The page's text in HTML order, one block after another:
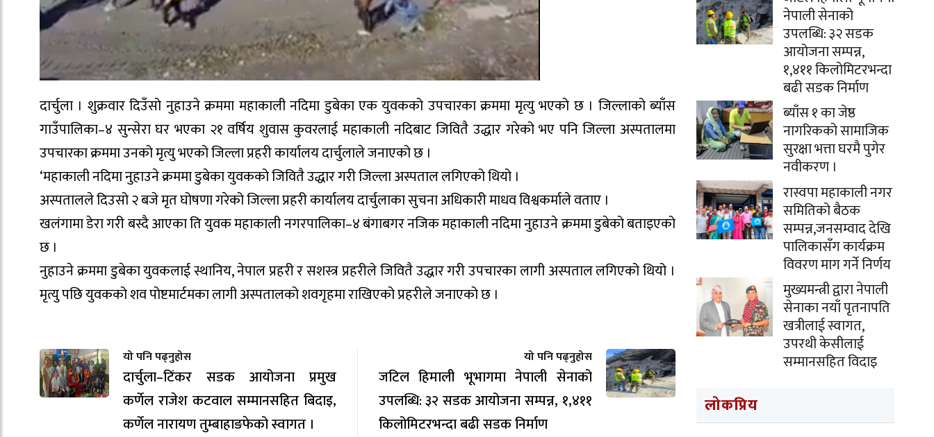
दार्चुला । शुक्रवार दिउँसो नुहाउने क्रममा महाकाली नदिमा डुबेका एक युवकको उपचारका क्रममा मृत्यु भएको छ । जिल्लाको ब्याँस
गाउँपालिका–४ सुन्सेरा घर भएका २१ वर्षिय शुवास कुवरलाई महाकाली नदिबाट जिवितै उद्धार गरेको भए पनि जिल्ला अस्पतालमा
उपचारका क्रममा उनको मृत्यु भएको जिल्ला प्रहरी कार्यालय दार्चुलाले जनाएको छ ।
‘महाकाली नदिमा नुहाउने क्रममा डुबेका युवकको जिवितै उद्धार गरी जिल्ला अस्पताल लगिएको थियो ।
अस्पतालले दिउसो २ बजे मृत घोषणा गरेको जिल्ला प्रहरी कार्यालय दार्चुलाका सुचना अधिकारी माधव विश्वकर्माले वताए ।
खलंगामा डेरा गरी बस्दै आएका ति युवक महाकाली नगरपालिका–४ बंगाबगर नजिक महाकाली नदिमा नुहाउने क्रममा डुबेको बताइएको
छ ।
नुहाउने क्रममा डुबेका युवकलाई स्थानिय, नेपाल प्रहरी र सशस्त्र प्रहरीले जिवितै उद्धार गरी उपचारका लागी अस्पताल लगिएको थियो ।
मृत्यु पछि युवकको शव पोष्टमार्टमका लागी अस्पतालको शवगृहमा राखिएको प्रहरीले जनाएको छ ।
यो पनि पढ्नुहोस
दार्चुला–टिंकर सडक आयोजना प्रमुख
कर्णेल राजेश कटवाल सम्मानसहित बिदाइ,
कर्णेल नारायण तुम्बाहाङफेको स्वागत ।
यो पनि पढ्नुहोस
जटिल हिमाली भूभागमा नेपाली सेनाको
उपलब्धि: ३२ सडक आयोजना सम्पन्न, १,४११
किलोमिटरभन्दा बढी सडक निर्माण
नेपाली सेनाको
उपलब्धि: ३२ सडक
आयोजना सम्पन्न,
१,४११ किलोमिटरभन्दा
बढी सडक निर्माण
ब्याँस १ का जेष्ठ
नागरिकको सामाजिक
सुरक्षा भत्ता घरमै पुगेर
नवीकरण ।
रास्वपा महाकाली नगर
समितिको बैठक
सम्पन्न,जनसम्वाद देखि
पालिकासँग कार्यक्रम
विवरण माग गर्ने निर्णय
मुख्यमन्त्री द्वारा नेपाली
सेनाका नयाँ पृतनापति
खत्रीलाई स्वागत,
उपरथी केसीलाई
सम्मानसहित विदाइ
लोकप्रिय